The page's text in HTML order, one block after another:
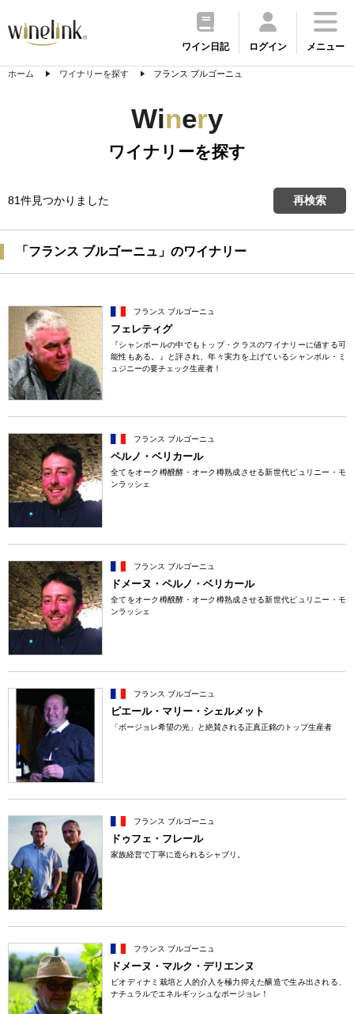
ワイン日記 ログイン メニュー
ホーム ワイナリーを探す フランス ブルゴーニュ
Winery
ワイナリーを探す
81件見つかりました 再検索
「フランス ブルゴーニュ」のワイナリー
フランス ブルゴーニュ
フェレティグ
『シャンボールの中でもトップ・クラスのワイナリーに値する可
能性もある。』と評され、年々実力を上げているシャンボル・ミ
ュジニーの要チェック生産者！
フランス ブルゴーニュ
ペルノ・ベリカール
全てをオーク樽醗酵・オーク樽熟成させる新世代ピュリニー・モ
ンラッシェ
フランス ブルゴーニュ
ドメーヌ・ペルノ・ベリカール
全てをオーク樽醗酵・オーク樽熟成させる新世代ピュリニー・モ
ンラッシェ
フランス ブルゴーニュ
ピエール・マリー・シェルメット
「ボージョレ希望の光」と絶賛される正真正銘のトップ生産者
フランス ブルゴーニュ
ドゥフェ・フレール
家族経営で丁寧に造られるシャブリ。
フランス ブルゴーニュ
ドメーヌ・マルク・デリエンヌ
ビオディナミ栽培と人的介入を極力抑えた醸造で生み出される、
ナチュラルでエネルギッシュなボージョレ！